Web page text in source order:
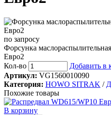
по запросу
Форсунка
Евро2
Кол-во
Добавить в
Артикул: VG1560010090
Категория: HOWO SITRAK /
Похожие товары
В корзину